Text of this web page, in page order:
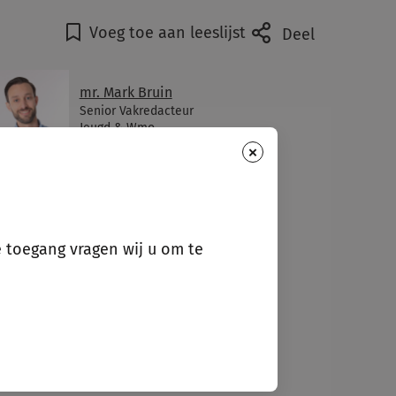
×
vragen wij u om te
Voeg toe aan leeslijst Deel
mr. Mark Bruin
Senior Vakredacteur
Jeugd & Wmo